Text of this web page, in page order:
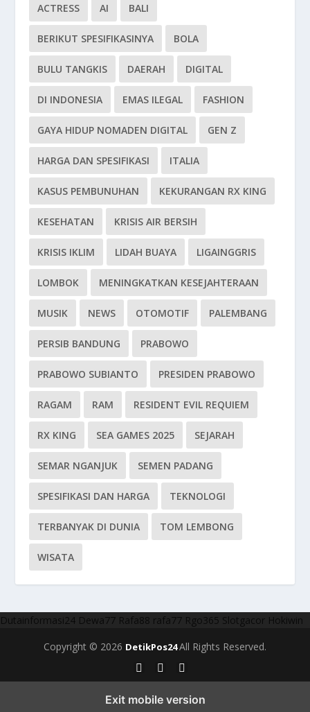
ACTRESS AI BALI
BERIKUT SPESIFIKASINYA BOLA
BULU TANGKIS DAERAH DIGITAL
DI INDONESIA EMAS ILEGAL FASHION
GAYA HIDUP NOMADEN DIGITAL GEN Z
HARGA DAN SPESIFIKASI ITALIA
KASUS PEMBUNUHAN KEKURANGAN RX KING
KESEHATAN KRISIS AIR BERSIH
KRISIS IKLIM LIDAH BUAYA LIGAINGGRIS
LOMBOK MENINGKATKAN KESEJAHTERAAN
MUSIK NEWS OTOMOTIF PALEMBANG
PERSIB BANDUNG PRABOWO
PRABOWO SUBIANTO PRESIDEN PRABOWO
RAGAM RAM RESIDENT EVIL REQUIEM
RX KING SEA GAMES 2025 SEJARAH
SEMAR NGANJUK SEMEN PADANG
SPESIFIKASI DAN HARGA TEKNOLOGI
TERBANYAK DI DUNIA TOM LEMBONG
WISATA
Dutainformasi24 Dewa77 Rafa88 rafa77 Rgo365 Slotgacor Hokiwin
Copyright © 2026 DetikPos24All Rights Reserved.
Exit mobile version